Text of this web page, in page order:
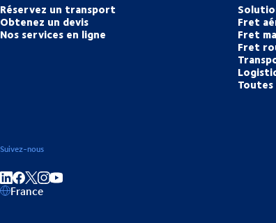
Réservez un transport
Obtenez un devis
Nos services en ligne
Fret
Fret
Fret
Suivez-nous
Partager sur linkedIn
Partager sur Facebook
Partager sur Instagram
France